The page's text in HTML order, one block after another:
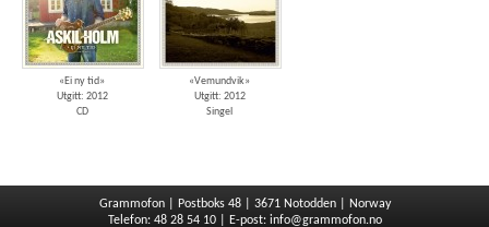
«Ei ny tid»
Utgitt: 2012
CD
«Vemundvik»
Utgitt: 2012
Singel
Grammofon | Postboks 48 | 3671 Notodden | Norway
Telefon: 48 28 54 10 | E-post: info@grammofon.no